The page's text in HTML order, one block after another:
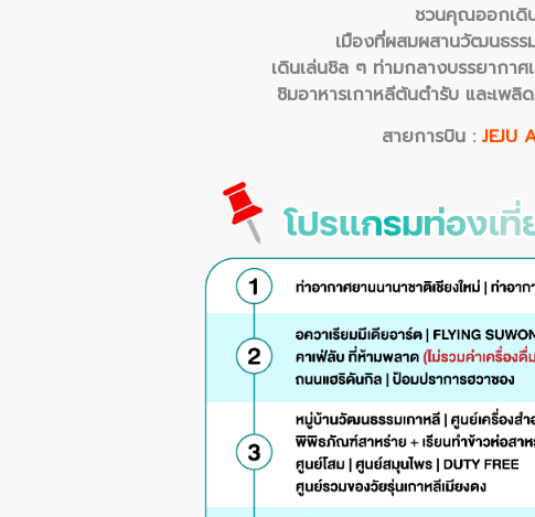
ชวนคุณออกเดิ
เมืองที่ผสมผสานวัฒนธร
เดินเล่นชิล ๆ ท่ามกลางบรรยาก
ชิมอาหารเกาหลีต้นตำรับ และเพ
สายการบิน : JEJU